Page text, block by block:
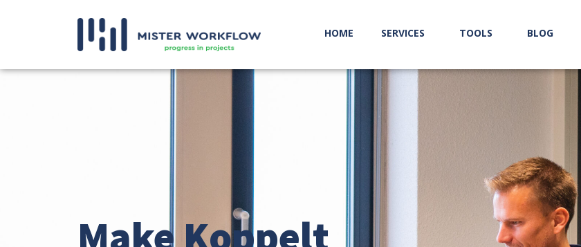
HOME SERVICES TOOLS BLOG
Make Koppelt